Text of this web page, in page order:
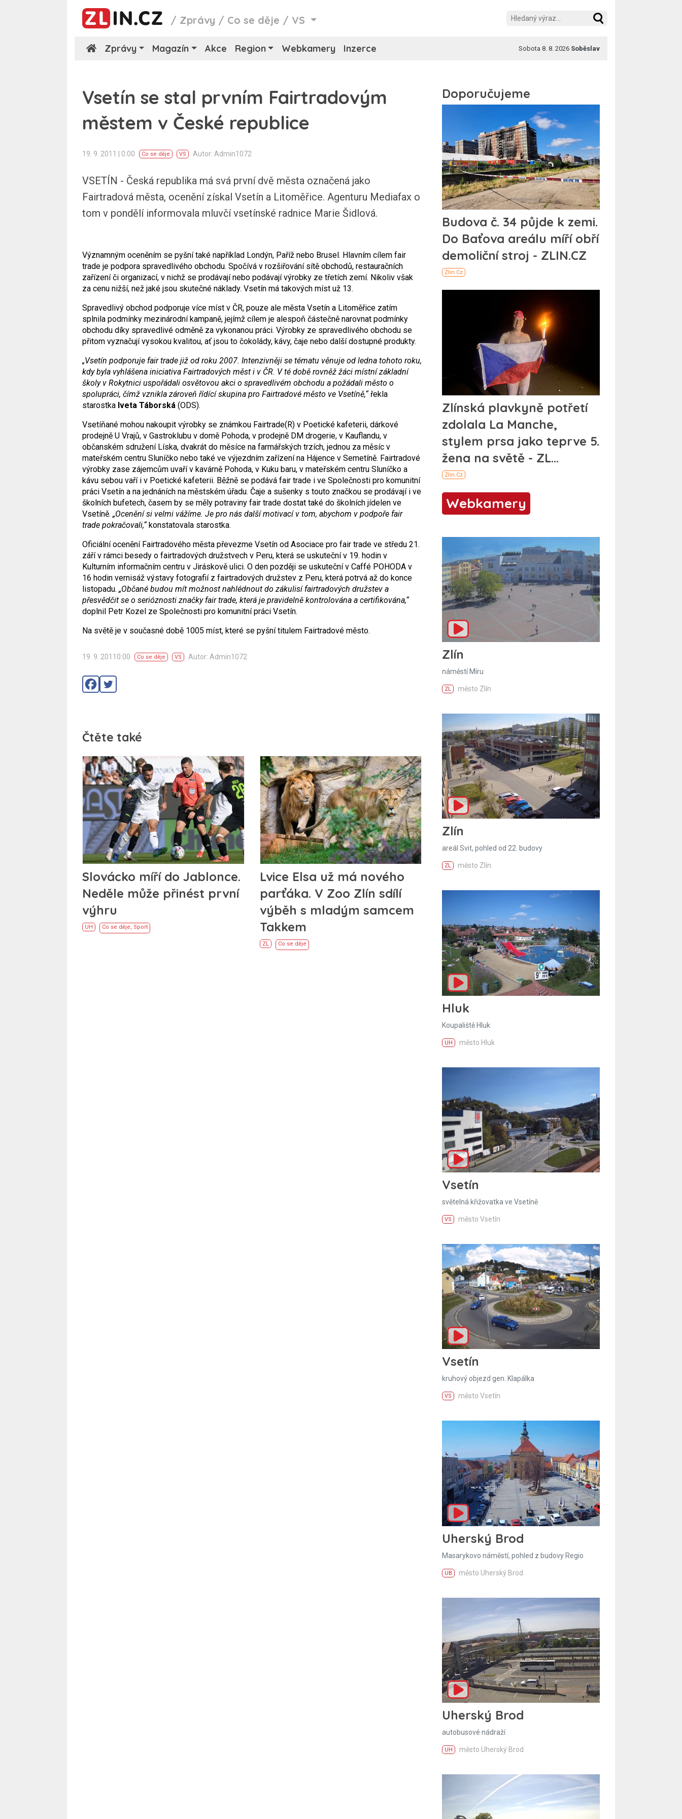
/ Zprávy / Co se děje / VS
Zprávy Magazín Akce Region Webkamery Inzerce Sobota 8. 8. 2026 Soběslav
Vsetín se stal prvním Fairtradovým
městem v České republice
19. 9. 2011 | 0:00 Co se děje VS Autor: Admin1072
VSETÍN - Česká republika má svá první dvě města označená jako
Fairtradová města, ocenění získal Vsetín a Litoměřice. Agenturu Mediafax o
tom v pondělí informovala mluvčí vsetínské radnice Marie Šidlová.
Významným oceněním se pyšní také například Londýn, Paříž nebo Brusel. Hlavním cílem fair
trade je podpora spravedlivého obchodu. Spočívá v rozšiřování sítě obchodů, restauračních
zařízení či organizací, v nichž se prodávají nebo podávají výrobky ze třetích zemí. Nikoliv však
za cenu nižší, než jaké jsou skutečné náklady. Vsetín má takových míst už 13.
Spravedlivý obchod podporuje více míst v ČR, pouze ale města Vsetín a Litoměřice zatím
splnila podmínky mezinárodní kampaně, jejímž cílem je alespoň částečně narovnat podmínky
obchodu díky spravedlivé odměně za vykonanou práci. Výrobky ze spravedlivého obchodu se
přitom vyznačují vysokou kvalitou, ať jsou to čokolády, kávy, čaje nebo další dostupné produkty.
„Vsetín podporuje fair trade již od roku 2007. Intenzivněji se tématu věnuje od ledna tohoto roku,
kdy byla vyhlášena iniciativa Fairtradových měst i v ČR. V té době rovněž žáci místní základní
školy v Rokytnici uspořádali osvětovou akci o spravedlivém obchodu a požádali město o
spolupráci, čímž vznikla zároveň řídící skupina pro Fairtradové město ve Vsetíně,“řekla
starostka Iveta Táborská (ODS).
Vsetíňané mohou nakoupit výrobky se známkou Fairtrade(R) v Poetické kafeterii, dárkové
prodejně U Vrajů, v Gastroklubu v domě Pohoda, v prodejně DM drogerie, v Kauflandu, v
občanském sdružení Líska, dvakrát do měsíce na farmářských trzích, jednou za měsíc v
mateřském centru Sluníčko nebo také ve výjezdním zařízení na Hájence v Semetíně. Fairtradové
výrobky zase zájemcům uvaří v kavárně Pohoda, v Kuku baru, v mateřském centru Sluníčko a
kávu sebou vaří i v Poetické kafeterii. Běžně se podává fair trade i ve Společnosti pro komunitní
práci Vsetín a na jednáních na městském úřadu. Čaje a sušenky s touto značkou se prodávají i ve
školních bufetech, časem by se měly potraviny fair trade dostat také do školních jídelen ve
Vsetíně. „Ocenění si velmi vážíme. Je pro nás další motivací v tom, abychom v podpoře fair
trade pokračovali,“konstatovala starostka.
Oficiální ocenění Fairtradového města převezme Vsetín od Asociace pro fair trade ve středu 21.
září v rámci besedy o fairtradových družstvech v Peru, která se uskuteční v 19. hodin v
Kulturním informačním centru v Jiráskově ulici. O den později se uskuteční v Caffé POHODA v
16 hodin vernisáž výstavy fotografií z fairtradových družstev z Peru, která potrvá až do konce
listopadu. „Občané budou mít možnost nahlédnout do zákulisí fairtradových družstev a
přesvědčit se o serióznosti značky fair trade, která je pravidelně kontrolována a certifikována,“
doplnil Petr Kozel ze Společnosti pro komunitní práci Vsetín.
Na světě je v současné době 1005 míst, které se pyšní titulem Fairtradové město.
19. 9. 20110:00 Co se děje VS Autor: Admin1072
Čtěte také
Slovácko míří do Jablonce.
Neděle může přinést první
výhru
UH Co se děje, Sport
Lvice Elsa už má nového
parťáka. V Zoo Zlín sdílí
výběh s mladým samcem
Takkem
ZL Co se děje
Webkamery
Zlín
náměstí Míru
ZL město Zlín
Zlín
areál Svit, pohled od 22. budovy
ZL město Zlín
Hluk
Koupaliště Hluk
UH město Hluk
Vsetín
světelná křižovatka ve Vsetíně
VS město Vsetín
Vsetín
kruhový objezd gen. Klapálka
VS město Vsetín
Uherský Brod
Masarykovo náměstí, pohled z budovy Regio
UB město Uherský Brod
Uherský Brod
autobusové nádraží
UH město Uherský Brod